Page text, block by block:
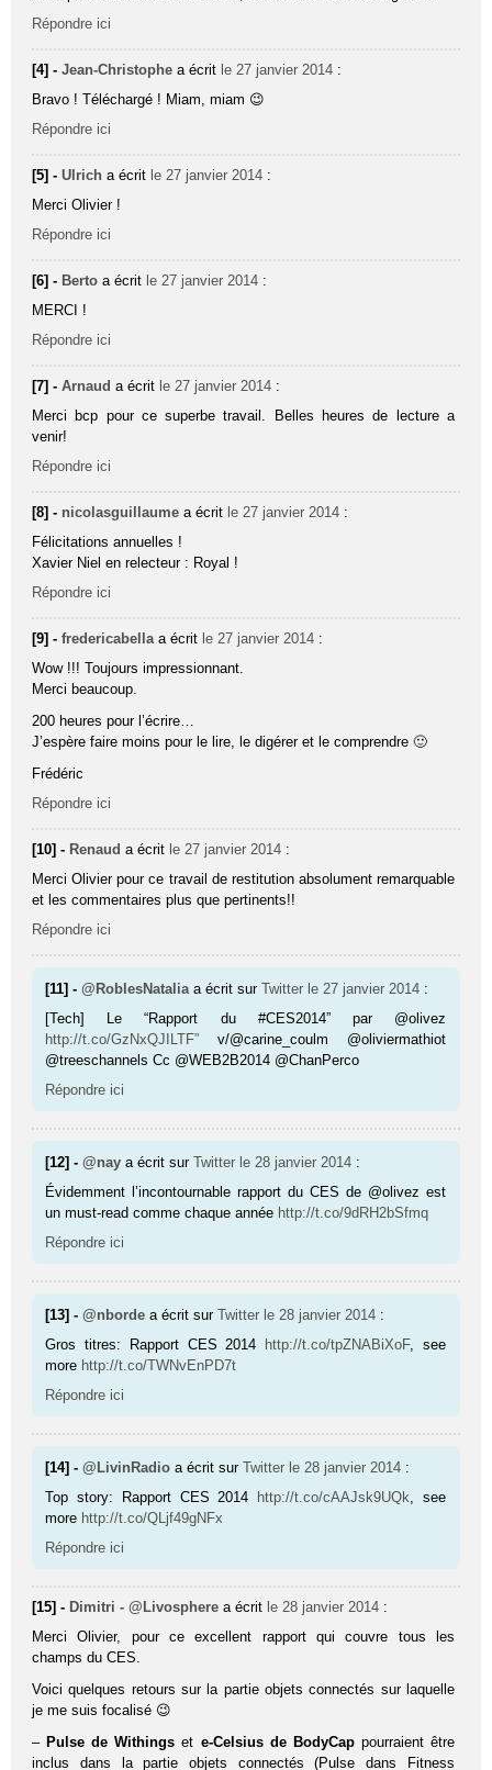
Répondre ici
[4] -Jean-Christophe a écrit le 27 janvier 2014 :
Bravo ! Téléchargé ! Miam, miam 😉
Répondre ici
[5] -Ulrich a écrit le 27 janvier 2014 :
Merci Olivier !
Répondre ici
[6] - Berto a écrit le 27 janvier 2014 :
MERCI !
Répondre ici
[7] -Arnaud a écrit le 27 janvier 2014 :
Merci bcp pour ce superbe travail. Belles heures de lecture a
venir!
Répondre ici
[8] - nicolasguillaume a écrit le 27 janvier 2014 :
Félicitations annuelles !
Xavier Niel en relecteur : Royal !
Répondre ici
[9] -fredericabella a écrit le 27 janvier 2014 :
Wow !!! Toujours impressionnant.
Merci beaucoup.
200 heures pour l’écrire…
J’espère faire moins pour le lire, le digérer et le comprendre 🙂
Frédéric
Répondre ici
[10] - Renaud a écrit le 27 janvier 2014 :
Merci Olivier pour ce travail de restitution absolument remarquable
et les commentaires plus que pertinents!!
Répondre ici
[11] -@RoblesNatalia a écrit surTwitter le 27 janvier 2014 :
[Tech] Le “Rapport du #CES2014” par @olivez
http://t.co/GzNxQJILTF” v/@carine_coulm @oliviermathiot
@treeschannels Cc @WEB2B2014 @ChanPerco
Répondre ici
[12] -@nay a écrit surTwitter le 28 janvier 2014 :
Évidemment l’incontournable rapport du CES de @olivez est
un must-read comme chaque année http://t.co/9dRH2bSfmq
Répondre ici
[13] -@nborde a écrit surTwitter le 28 janvier 2014 :
Gros titres: Rapport CES 2014 http://t.co/tpZNABiXoF, see
more http://t.co/TWNvEnPD7t
Répondre ici
[14] -@LivinRadio a écrit surTwitter le 28 janvier 2014 :
Top story: Rapport CES 2014 http://t.co/cAAJsk9UQk , see
more http://t.co/QLjf49gNFx
Répondre ici
[15] - Dimitri - @Livosphere a écrit le 28 janvier 2014 :
Merci Olivier, pour ce excellent rapport qui couvre tous les
champs du CES.
Voici quelques retours sur la partie objets connectés sur laquelle
je me suis focalisé 😉
–Pulse de Withings et e-Celsius de BodyCappourraient être
inclus dans la partie objets connectés (Pulse dans Fitness